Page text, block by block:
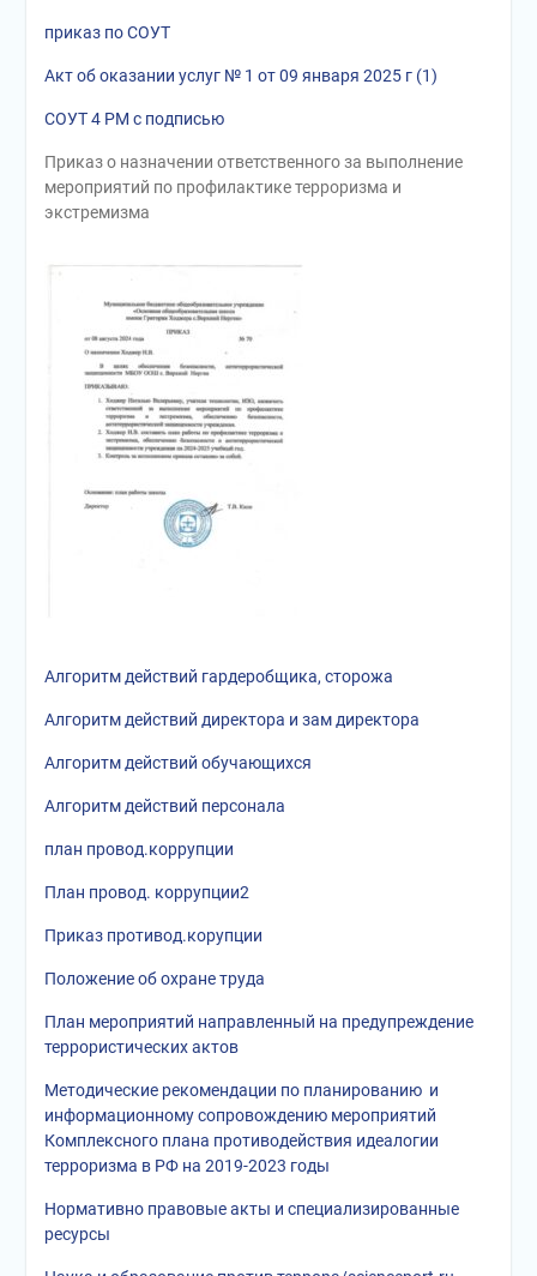
приказ по СОУТ
Акт об оказании услуг № 1 от 09 января 2025 г (1)
СОУТ 4 РМ с подписью
Приказ о назначении ответственного за выполнение
мероприятий по профилактике терроризма и
экстремизма
Алгоритм действий гардеробщика, сторожа
Алгоритм действий директора и зам директора
Алгоритм действий обучающихся
Алгоритм действий персонала
план провод.коррупции
План провод. коррупции2
Приказ противод.корупции
Положение об охране труда
План мероприятий направленный на предупреждение
террористических актов
Методические рекомендации по планированию и
информационному сопровождению мероприятий
Комплексного плана противодействия идеалогии
терроризма в РФ на 2019-2023 годы
Нормативно правовые акты и специализированные
ресурсы